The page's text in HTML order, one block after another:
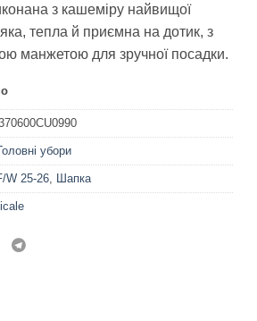
9
646 ₴.
5
788 ₴.
з кашеміру найвищої
тепла й приємна на дотик, з
манжетою для зручної посадки.
убори
W 25-26, Шапка